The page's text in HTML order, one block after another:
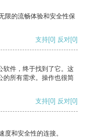
限的流畅体验和安全性保
支持[0] 反对[0]
软件，终于找到了它。这
的所有需求。操作也很简
支持[0] 反对[0]
和安全性的连接。